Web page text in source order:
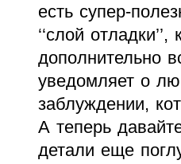
есть супер-
‘‘слой отладки’’,
дополнительно
уведомляет о
заблуждении,
А теперь
детали еще